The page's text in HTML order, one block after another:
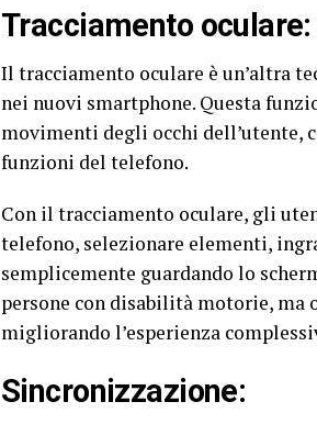
Tracciamento oculare:
Il tracciamento oculare è un’altra
nei nuovi smartphone. Questa
movimenti degli occhi dell’utente,
funzioni del telefono.
Con il tracciamento oculare, gli
telefono, selezionare elementi,
semplicemente guardando lo
persone con disabilità motorie,
migliorando l’esperienza
Sincronizzazione: